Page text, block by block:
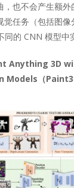
，也不会产生额
觉任务（包括图
的 CNN 模型中
Anything 3D
（